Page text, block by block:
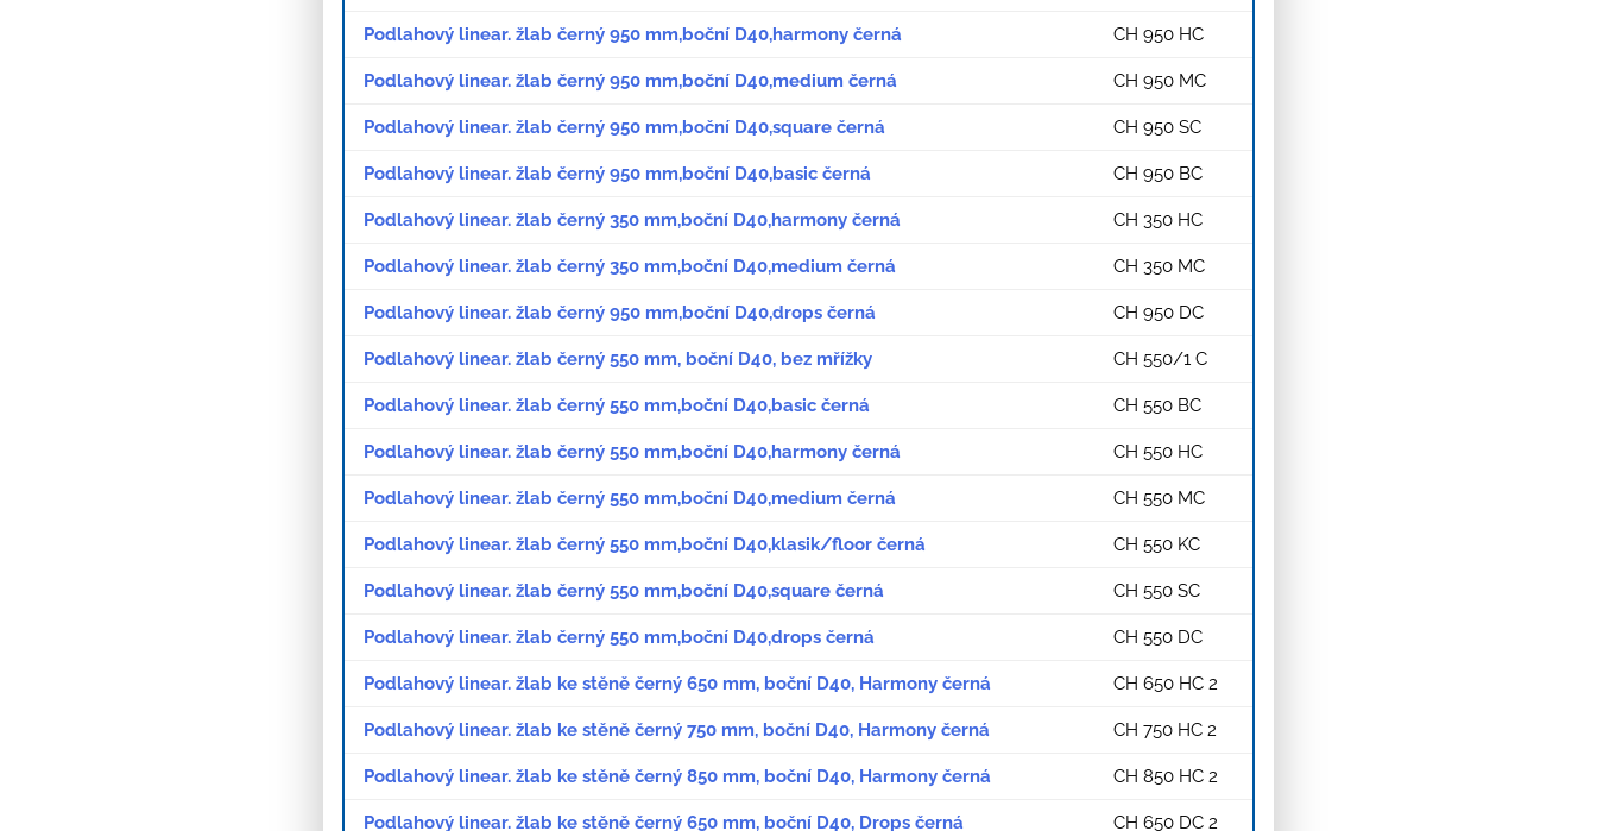
Podlahový linear. žlab černý 950 mm,boční D40,harmony černá CH 950 HC
Podlahový linear. žlab černý 950 mm,boční D40,medium černá CH 950 MC
Podlahový linear. žlab černý 950 mm,boční D40,square černá CH 950 SC
Podlahový linear. žlab černý 950 mm,boční D40,basic černá CH 950 BC
Podlahový linear. žlab černý 350 mm,boční D40,harmony černá CH 350 HC
Podlahový linear. žlab černý 350 mm,boční D40,medium černá CH 350 MC
Podlahový linear. žlab černý 950 mm,boční D40,drops černá CH 950 DC
Podlahový linear. žlab černý 550 mm, boční D40, bez mřížky CH 550/1 C
Podlahový linear. žlab černý 550 mm,boční D40,basic černá CH 550 BC
Podlahový linear. žlab černý 550 mm,boční D40,harmony černá CH 550 HC
Podlahový linear. žlab černý 550 mm,boční D40,medium černá CH 550 MC
Podlahový linear. žlab černý 550 mm,boční D40,klasik/floor černá CH 550 KC
Podlahový linear. žlab černý 550 mm,boční D40,square černá CH 550 SC
Podlahový linear. žlab černý 550 mm,boční D40,drops černá CH 550 DC
Podlahový linear. žlab ke stěně černý 650 mm, boční D40, Harmony černá CH 650 HC 2
Podlahový linear. žlab ke stěně černý 750 mm, boční D40, Harmony černá CH 750 HC 2
Podlahový linear. žlab ke stěně černý 850 mm, boční D40, Harmony černá CH 850 HC 2
Podlahový linear. žlab ke stěně černý 650 mm, boční D40, Drops černá CH 650 DC 2